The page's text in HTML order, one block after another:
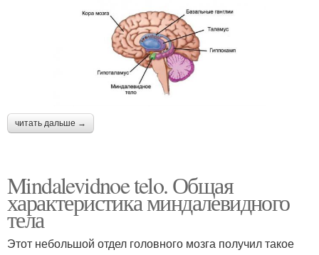
читать дальше →
Mindalevidnoe telo. Общая
характеристика миндалевидного
тела
Этот небольшой отдел головного мозга получил такое